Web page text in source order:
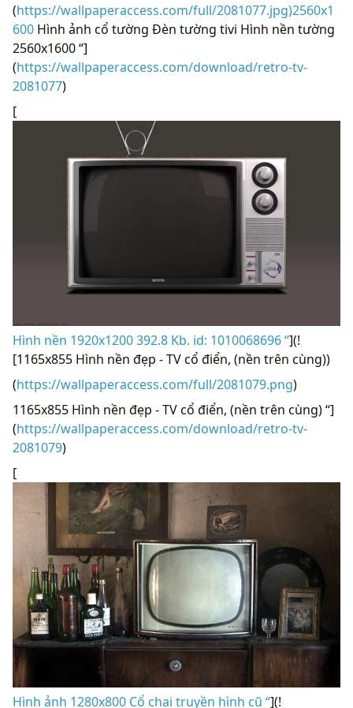
(https://wallpaperaccess.com/full/2081077.jpg)2560x1
600 Hình ảnh cổ tường Đèn tường tivi Hình nền tường
2560x1600 “]
(https://wallpaperaccess.com/download/retro-tv-
2081077)
[
Hình nền 1920x1200 392.8 Kb. id: 1010068696 “](!
[1165x855 Hình nền đẹp - TV cổ điển, (nền trên cùng))
(https://wallpaperaccess.com/full/2081079.png)
1165x855 Hình nền đẹp - TV cổ điển, (nền trên cùng) “]
(https://wallpaperaccess.com/download/retro-tv-
2081079)
[
Hình ảnh 1280x800 Cổ chai truyền hình cũ “](!